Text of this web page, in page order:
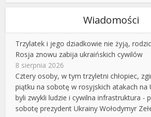
Wiadomości
Trzylatek i jego dziadkowie nie żyją,
Rosja znowu zabija ukraińskich cywilów
8 sierpnia 2026
Cztery osoby, w tym trzyletni chłopiec,
piątku na sobotę w rosyjskich atakach na
byli zwykli ludzie i cywilna infrastruktura -
sobotę prezydent Ukrainy Wołodymyr